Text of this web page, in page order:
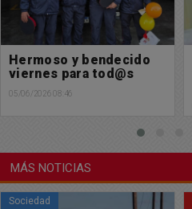
Feliz miércoles para
tod@s: Les deseamos
una excelente jornada
MÁS NOTICIAS
Policiales